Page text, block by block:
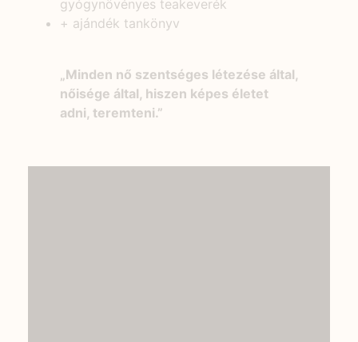
gyógynövényes teakeverék
+ ajándék tankönyv
„Minden nő szentséges létezése által,
nőisége által, hiszen képes életet
adni, teremteni.”